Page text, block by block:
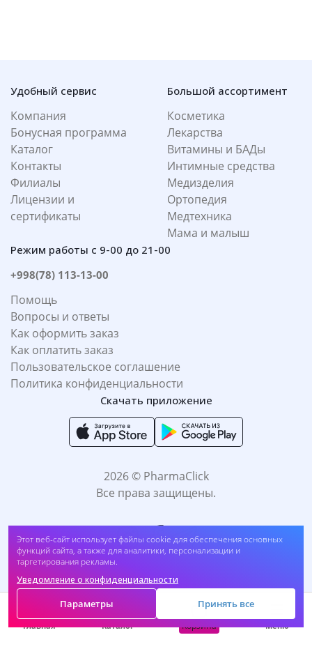
Этот веб-сайт использует файлы cookie для обеспечения основных
функций сайта, а также для аналитики, персонализации и
таргетирования рекламы.
Уведомление о конфиденциальности
Параметры Принять все
Удобный сервис
Компания
Бонусная программа
Каталог
Контакты
Филиалы
Лицензии и
сертификаты
Большой ассортимент
Косметика
Лекарства
Витамины и БАДы
Интимные средства
Медизделия
Ортопедия
Медтехника
Мама и малыш
Режим работы с 9-00 до 21-00
+998(78) 113-13-00
Помощь
Вопросы и ответы
Как оформить заказ
Как оплатить заказ
Пользовательское соглашение
Политика конфиденциальности
Скачать приложение
2026 © PharmaClick
Все права защищены.
Принимаем к оплате:
Главная Каталог Корзина Меню